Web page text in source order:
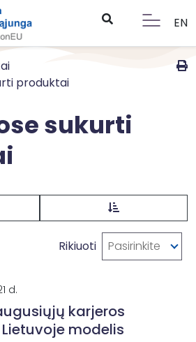
EN
produktai
sukurti
Rikiuoti Pasirinkite
d.
karjeros
modelis